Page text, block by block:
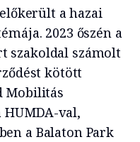
a hazai
2023 őszén a
szakoldal számolt
kötött
Mobilitás
HUMDA-val,
a Balaton Park